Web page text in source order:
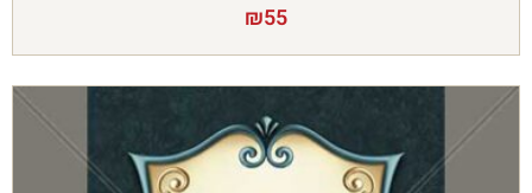
₪55